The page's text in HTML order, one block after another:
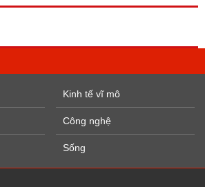
Kinh tế vĩ mô
Công nghệ
Sống